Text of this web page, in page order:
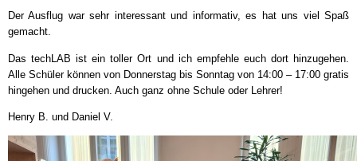
Der Ausflug war sehr interessant und informativ, es hat uns viel Spaß
gemacht.
Das techLAB ist ein toller Ort und ich empfehle euch dort hinzugehen.
Alle Schüler können von Donnerstag bis Sonntag von 14:00 – 17:00 gratis
hingehen und drucken. Auch ganz ohne Schule oder Lehrer!
Henry B. und Daniel V.